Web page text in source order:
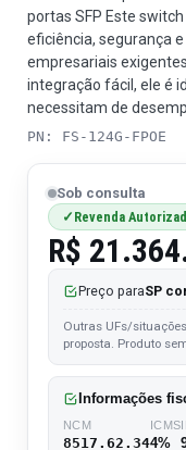
portas SFP Este
eficiência, segurança
empresariais
integração fácil, ele é
necessitam de
PN: FS-124G-FPOE
Sob consulta
✓ Revenda
R$
Preço paraSP
Outras UFs/
proposta. Produto
Informações
NCM
8517.62.34
ICMS
4%